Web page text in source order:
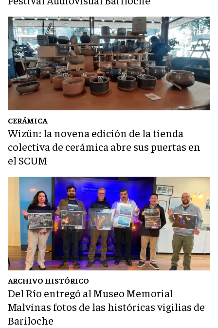
CERÁMICA
Wizün: la novena edición de la tienda
colectiva de cerámica abre sus puertas en
el SCUM
ARCHIVO HISTÓRICO
Del Río entregó al Museo Memorial
Malvinas fotos de las históricas vigilias de
Bariloche